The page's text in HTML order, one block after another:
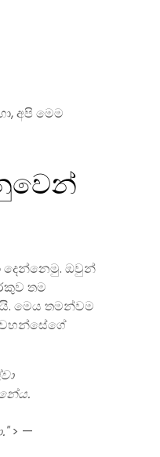
අපි මෙම
දෙන්නෙමු. ඔවුන්
තම
මෙය තමන්වම
වහන්සේගේ
> —